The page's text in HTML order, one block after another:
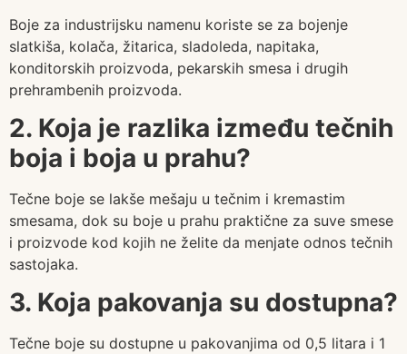
Boje za industrijsku namenu koriste se za bojenje
slatkiša, kolača, žitarica, sladoleda, napitaka,
konditorskih proizvoda, pekarskih smesa i drugih
prehrambenih proizvoda.
2. Koja je razlika između tečnih
boja i boja u prahu?
Tečne boje se lakše mešaju u tečnim i kremastim
smesama, dok su boje u prahu praktične za suve smese
i proizvode kod kojih ne želite da menjate odnos tečnih
sastojaka.
3. Koja pakovanja su dostupna?
Tečne boje su dostupne u pakovanjima od 0,5 litara i 1